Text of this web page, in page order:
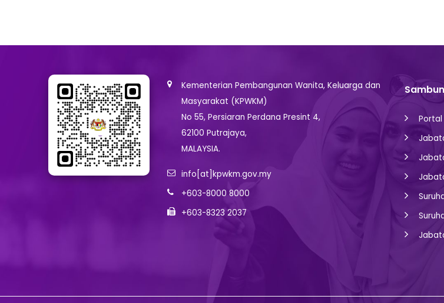
Kementerian Pembangunan Wanita, Keluarga dan
Masyarakat (KPWKM)
No 55, Persiaran Perdana Presint 4,
62100 Putrajaya,
MALAYSIA.
info[at]kpwkm.gov.my
+603-8000 8000
+603-8323 2037